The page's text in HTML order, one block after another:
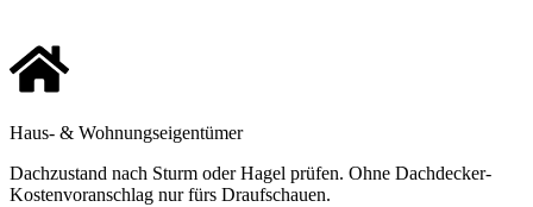
Haus- & Wohnungseigentümer
Dachzustand nach Sturm oder Hagel prüfen. Ohne Dachdecker-
Kostenvoranschlag nur fürs Draufschauen.